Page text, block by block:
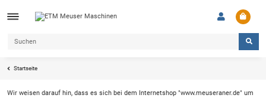
Startseite
Wir weisen darauf hin, dass es sich bei dem Internetshop "www.meuseraner.de" um